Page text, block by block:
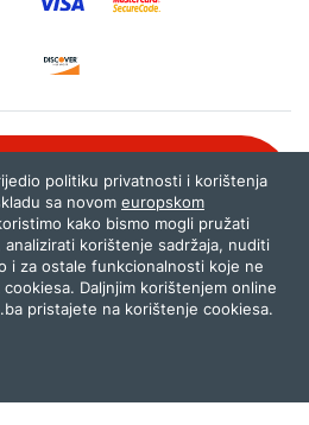
objavljivati samo provjerene i pravilne
neistinite, odnosno neadekvatne informacije,
.
politiku privatnosti i korištenja
sa novom europskom
kako bismo mogli pružati
korištenje sadržaja, nuditi
i za ostale funkcionalnosti koje ne
Daljnjim korištenjem online
pristajete na korištenje cookiesa.